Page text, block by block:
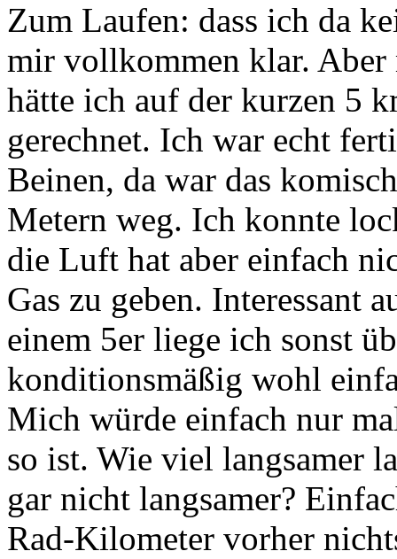
Zum Laufen: dass ich da
mir vollkommen klar.
hätte ich auf der kurzen 5
gerechnet. Ich war echt
Beinen, da war das
Metern weg. Ich konnte
die Luft hat aber einfach
Gas zu geben. Interessant
einem 5er liege ich sonst
konditionsmäßig wohl
Mich würde einfach nur
so ist. Wie viel langsamer
gar nicht langsamer?
Rad-Kilometer vorher